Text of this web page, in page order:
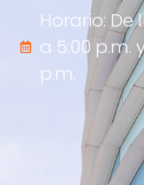
Horario: De
a 5:00 p.m.
p.m.